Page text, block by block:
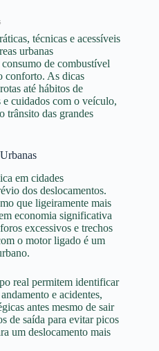
técnicas e acessíveis
urbanas
de combustível
conforto. As dicas
até hábitos de
e cuidados com o veículo,
trânsito das grandes
em cidades
dos deslocamentos.
que ligeiramente mais
economia significativa
excessivos e trechos
o motor ligado é um
real permitem identificar
e acidentes,
antes mesmo de sair
de saída para evitar picos
um deslocamento mais